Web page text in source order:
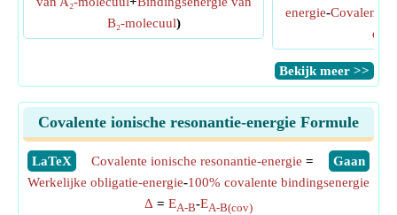
B₂-molecuul)
energie-Covalente
​Bekijk meer >>
Covalente ionische resonantie-energie Formule
​LaTeX ​Gaan
Covalente ionische resonantie-energie =
Werkelijke obligatie-energie-100% covalente bindingsenergie
Δ = EA-B-EA-B(cov)